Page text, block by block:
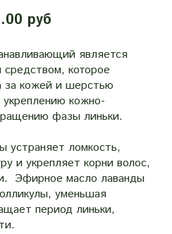
руб
является
средством, которое
за кожей и шерстью
кожно-
фазы линьки.
устраняет ломкость,
и укрепляет корни волос,
Эфирное масло лаванды
уменьшая
период линьки,